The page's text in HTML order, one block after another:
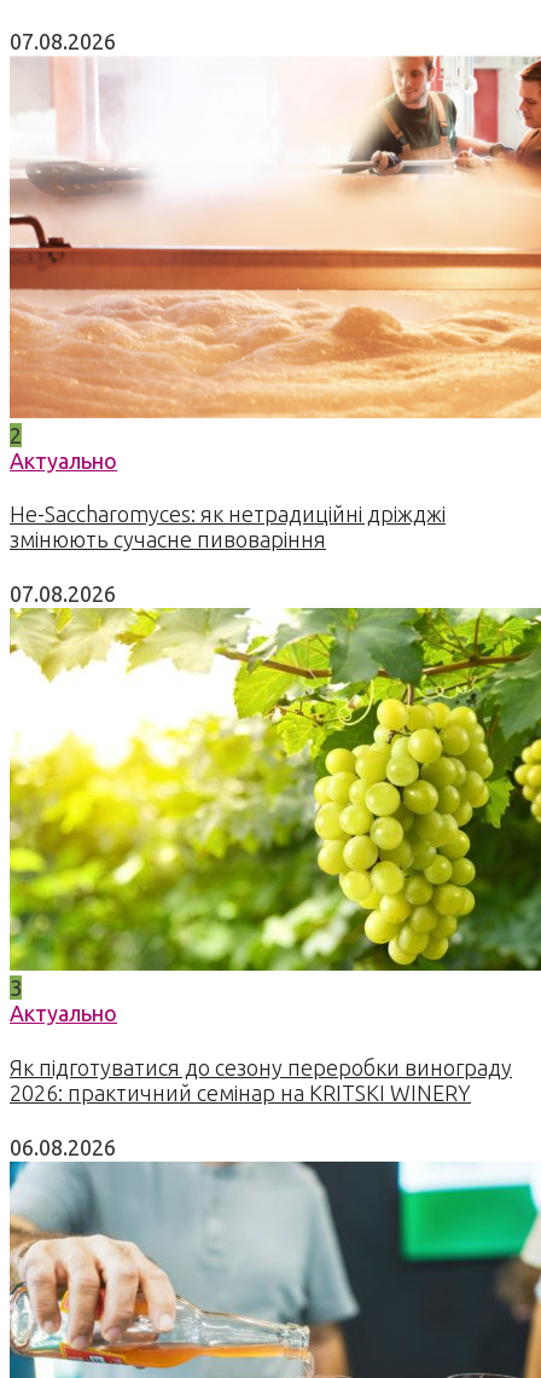
07.08.2026
2
Актуально
Не-Saccharomyces: як нетрадиційні дріжджі
змінюють сучасне пивоваріння
07.08.2026
3
Актуально
Як підготуватися до сезону переробки винограду
2026: практичний семінар на KRITSKI WINERY
06.08.2026